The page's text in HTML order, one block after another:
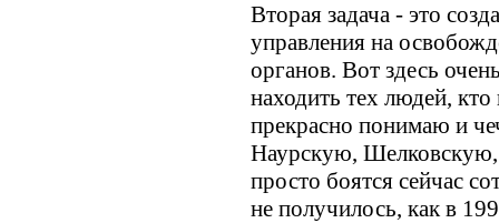
Вторая задача - это
управления на
органов. Вот здесь
находить тех людей,
прекрасно понимаю и
Наурскую, Шелковскую,
просто боятся сейчас
не получилось, как в